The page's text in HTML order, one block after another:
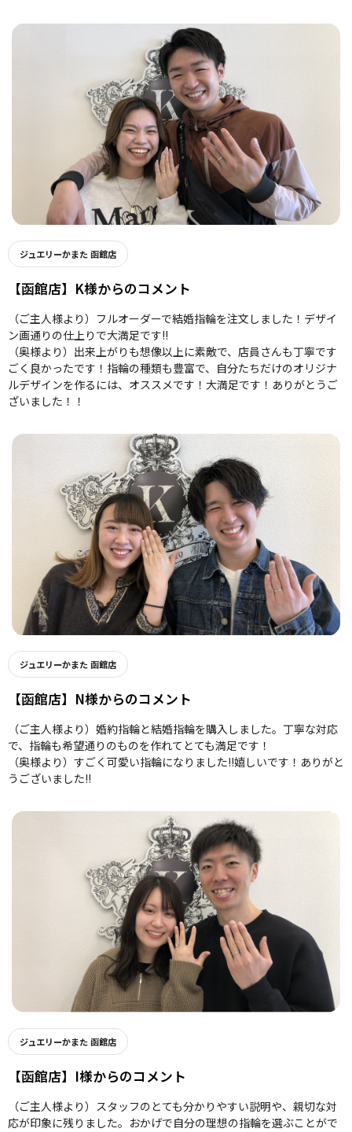
ジュエリーかまた 函館店
【函館店】K様からのコメント
（ご主人様より）フルオーダーで結婚指輪を注文しました！デザイ
ン画通りの仕上りで大満足です!!
（奥様より）出来上がりも想像以上に素敵で、店員さんも丁寧です
ごく良かったです！指輪の種類も豊富で、自分たちだけのオリジナ
ルデザインを作るには、オススメです！大満足です！ありがとうご
ざいました！！
ジュエリーかまた 函館店
【函館店】N様からのコメント
（ご主人様より）婚約指輪と結婚指輪を購入しました。丁寧な対応
で、指輪も希望通りのものを作れてとても満足です！
（奥様より）すごく可愛い指輪になりました!!嬉しいです！ありがと
うございました!!
ジュエリーかまた 函館店
【函館店】I様からのコメント
（ご主人様より）スタッフのとても分かりやすい説明や、親切な対
応が印象に残りました。おかげで自分の理想の指輪を選ぶことがで